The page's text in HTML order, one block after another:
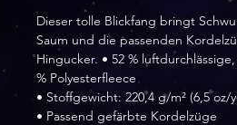
Dieser tolle Blickfang bringt
Saum und die passenden
Hingucker. • 52 %
% Polyesterfleece
• Stoffgewicht: 220,4 g/m² (6,5 oz/
• Passend gefärbte Kordelzüge